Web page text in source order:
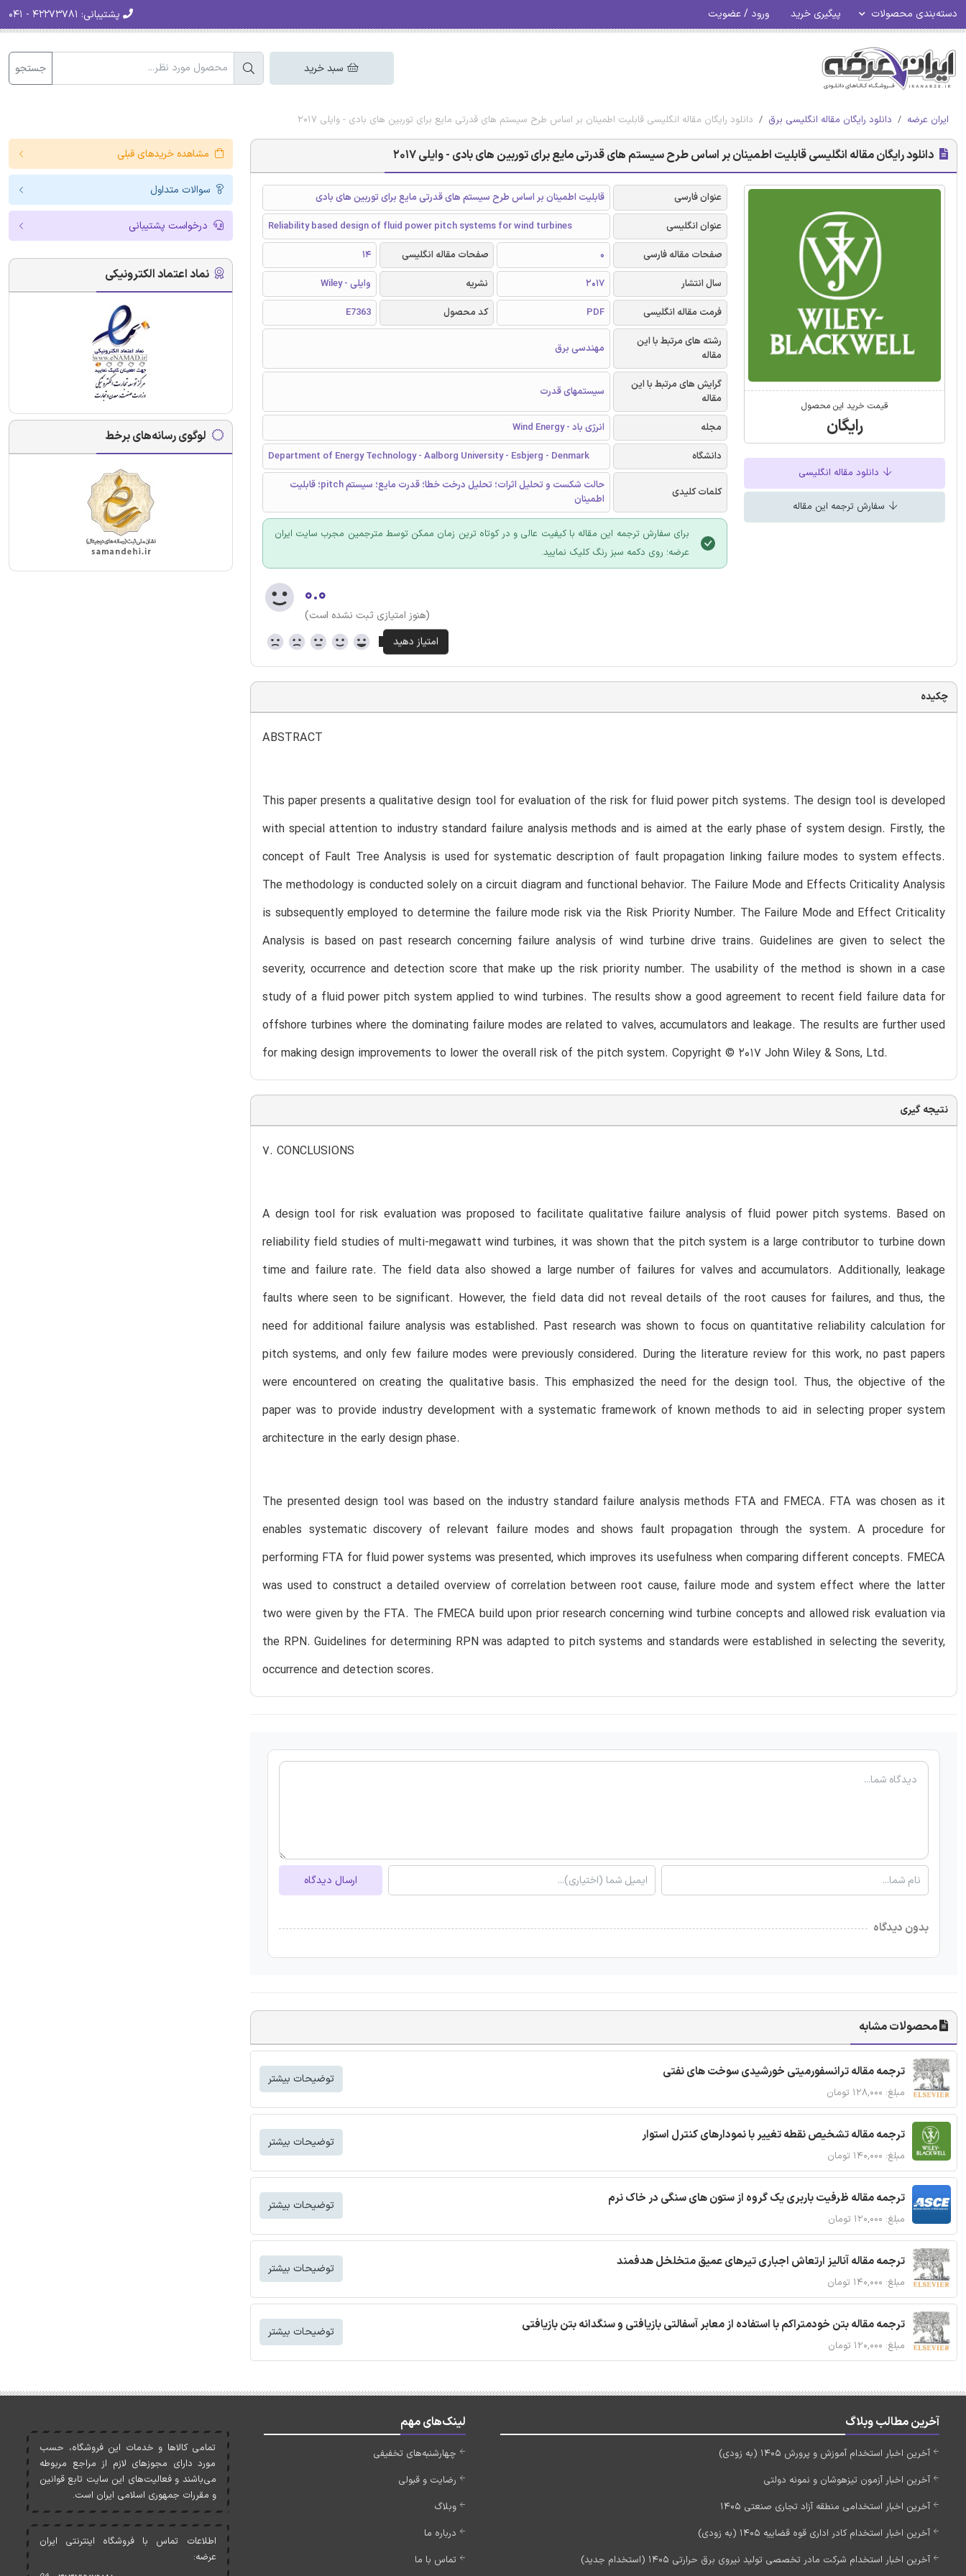
دسته‌بندی محصولات پیگیری خرید ورود / عضویت پشتیبانی:
سبد خرید جستجو
ایران عرضه دانلود رایگان مقاله انگلیسی برق دانلود رایگان مقاله انگلیسی قابلیت اطمینان بر اساس طرح سیستم های قدرتی مایع برای توربین های بادی - وایلی 2017
دانلود رایگان مقاله انگلیسی قابلیت اطمینان بر اساس طرح سیستم های قدرتی مایع برای توربین های بادی - وایلی 2017
قیمت خرید این محصول
رایگان
دانلود مقاله انگلیسی
سفارش ترجمه این مقاله
عنوان فارسی
قابلیت اطمینان بر اساس طرح سیستم های قدرتی مایع برای توربین های بادی
عنوان انگلیسی
Reliability based design of fluid power pitch systems for wind turbines
صفحات مقاله فارسی
0 صفحات مقاله انگلیسی
14
سال انتشار
2017 نشریه
وایلی - Wiley
فرمت مقاله انگلیسی
PDF کد محصول
E7363
رشته های مرتبط با این
مقاله
مهندسی برق
گرایش های مرتبط با این
مقاله
سیستمهای قدرت
مجله
انرژی باد - Wind Energy
دانشگاه
Department of Energy Technology - Aalborg University - Esbjerg - Denmark
کلمات کلیدی
حالت شکست و تحلیل اثرات؛ تحلیل درخت خطا؛ قدرت مایع؛ سیستم pitch؛ قابلیت
اطمینان
برای سفارش ترجمه این مقاله با کیفیت عالی و در کوتاه ترین زمان ممکن توسط مترجمین مجرب سایت ایران
عرضه؛ روی دکمه سبز رنگ کلیک نمایید.
۰.۰
(هنوز امتیازی ثبت نشده است)
چکیده
ABSTRACT
This paper presents a qualitative design tool for evaluation of the risk for fluid power pitch systems. The design tool is developed
with special attention to industry standard failure analysis methods and is aimed at the early phase of system design. Firstly, the
concept of Fault Tree Analysis is used for systematic description of fault propagation linking failure modes to system effects.
The methodology is conducted solely on a circuit diagram and functional behavior. The Failure Mode and Effects Criticality Analysis
is subsequently employed to determine the failure mode risk via the Risk Priority Number. The Failure Mode and Effect Criticality
Analysis is based on past research concerning failure analysis of wind turbine drive trains. Guidelines are given to select the
severity, occurrence and detection score that make up the risk priority number. The usability of the method is shown in a case
study of a fluid power pitch system applied to wind turbines. The results show a good agreement to recent field failure data for
offshore turbines where the dominating failure modes are related to valves, accumulators and leakage. The results are further used
for making design improvements to lower the overall risk of the pitch system. Copyright © 2017 John Wiley & Sons, Ltd.
نتیجه گیری
7. CONCLUSIONS
A design tool for risk evaluation was proposed to facilitate qualitative failure analysis of fluid power pitch systems. Based on
reliability field studies of multi-megawatt wind turbines, it was shown that the pitch system is a large contributor to turbine down
time and failure rate. The field data also showed a large number of failures for valves and accumulators. Additionally, leakage
faults where seen to be significant. However, the field data did not reveal details of the root causes for failures, and thus, the
need for additional failure analysis was established. Past research was shown to focus on quantitative reliability calculation for
pitch systems, and only few failure modes were previously considered. During the literature review for this work, no past papers
were encountered on creating the qualitative basis. This emphasized the need for the design tool. Thus, the objective of the
paper was to provide industry development with a systematic framework of known methods to aid in selecting proper system
architecture in the early design phase.
The presented design tool was based on the industry standard failure analysis methods FTA and FMECA. FTA was chosen as it
enables systematic discovery of relevant failure modes and shows fault propagation through the system. A procedure for
performing FTA for fluid power systems was presented, which improves its usefulness when comparing different concepts. FMECA
was used to construct a detailed overview of correlation between root cause, failure mode and system effect where the latter
two were given by the FTA. The FMECA build upon prior research concerning wind turbine concepts and allowed risk evaluation via
the RPN. Guidelines for determining RPN was adapted to pitch systems and standards were established in selecting the severity,
occurrence and detection scores.
ارسال دیدگاه
بدون دیدگاه
محصولات مشابه
ترجمه مقاله ترانسفورمیتی خورشیدی سوخت های نفتی
مبلغ: ۱۲۸,۰۰۰ تومان
توضیحات بیشتر
ترجمه مقاله تشخیص نقطه تغییر با نمودارهای کنترل استوار
مبلغ: ۱۴۰,۰۰۰ تومان
توضیحات بیشتر
ترجمه مقاله ظرفیت باربری یک گروه از ستون های سنگی در خاک نرم
مبلغ: ۱۲۰,۰۰۰ تومان
توضیحات بیشتر
ترجمه مقاله آنالیز ارتعاش اجباری تیرهای عمیق متخلخل هدفمند
مبلغ: ۱۴۰,۰۰۰ تومان
توضیحات بیشتر
ترجمه مقاله بتن خودمتراکم با استفاده از معابر آسفالتی بازیافتی و سنگدانه بتن بازیافتی
مبلغ: ۱۲۰,۰۰۰ تومان
توضیحات بیشتر
مشاهده خریدهای قبلی
سوالات متداول
درخواست پشتیبانی
نماد اعتماد الکترونیکی
لوگوی رسانه‌های برخط
آخرین مطالب وبلاگ
آخرین اخبار استخدام آموزش و پرورش 1405 (به زودی)
آخرین اخبار آزمون تیزهوشان و نمونه دولتی
آخرین اخبار استخدامی منطقه آزاد تجاری صنعتی 1405
آخرین اخبار استخدام کادر اداری قوه قضاییه 1405 (به زودی)
آخرین اخبار استخدام شرکت مادر تخصصی تولید نیروی برق حرارتی 1405 (استخدام جدید)
لینک‌های مهم
چهارشنبه‌های تخفیفی
رضایت و قبولی
وبلاگ
درباره ما
تماس با ما
تمامی کالاها و خدمات اين فروشگاه، حسب
مورد دارای مجوزهای لازم از مراجع مربوطه
می‌باشند و فعاليت‌های اين سايت تابع قوانين
و مقررات جمهوری اسلامی ايران است.
اطلاعات تماس با فروشگاه اینترنتی ایران
عرضه: